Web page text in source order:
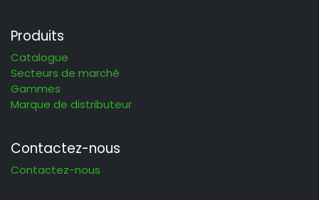
Produits
Catalogue
Secteurs de marché
Gammes
Marque de distributeur
Contactez-nous
Contactez-nous